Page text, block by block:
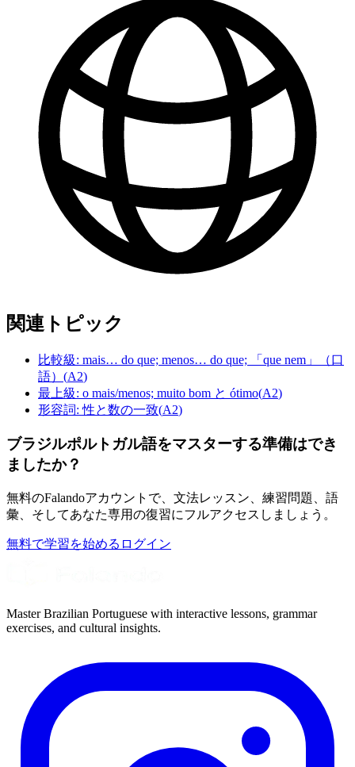
関連トピック
比較級: mais… do que; menos… do que; 「que nem」（口
語） (A2)
最上級: o mais/menos; muito bom と ótimo(A2)
形容詞: 性と数の一致(A2)
ブラジルポルトガル語をマスターする準備はでき
ましたか？
無料のFalandoアカウントで、文法レッスン、練習問題、語
彙、そしてあなた専用の復習にフルアクセスしましょう。
無料で学習を始める ログイン
Master Brazilian Portuguese with interactive lessons, grammar
exercises, and cultural insights.